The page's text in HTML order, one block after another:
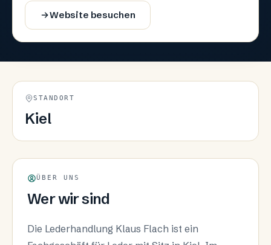
Website besuchen
STANDORT
Kiel
ÜBER UNS
Wer wir sind
Die Lederhandlung Klaus Flach ist ein